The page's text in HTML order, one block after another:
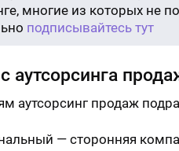
многие из которых не
подписывайтесь тут
аутсорсинга
аутсорсинг продаж
— сторонняя